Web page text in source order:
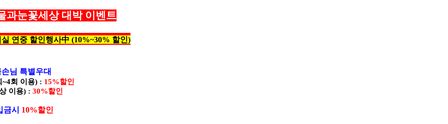
과눈꽃세상 대박 이벤트
연중 할인행사中 (10%~30% 할인)
님 특별우대
회 이용) : 15%할인
이용) : 30%할인
금시 10%할인